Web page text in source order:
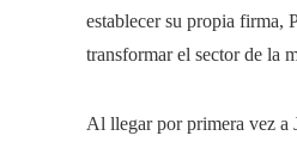
establecer su propia firma,
transformar el sector de la
Al llegar por primera vez a